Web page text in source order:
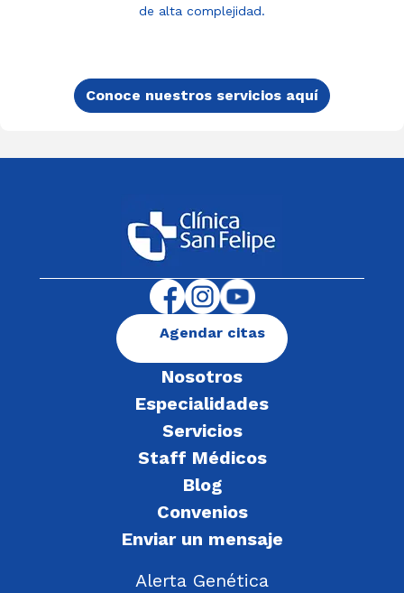
de alta complejidad.
Conoce nuestros servicios aquí
Nosotros
Especialidades
Servicios
Staff Médicos
Blog
Convenios
Enviar un mensaje
Alerta Genética
Agendar citas